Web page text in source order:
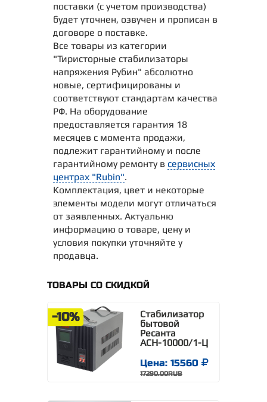
поставки (с учетом производства)
будет уточнен, озвучен и прописан в
договоре о поставке.
Все товары из категории
"Тиристорные стабилизаторы
напряжения Рубин" абсолютно
новые, сертифицированы и
соответствуют стандартам качества
РФ. На оборудование
предоставляется гарантия 18
месяцев с момента продажи,
подлежит гарантийному и после
гарантийному ремонту в сервисных
центрах "Rubin".
Комплектация, цвет и некоторые
элементы модели могут отличаться
от заявленных. Актуальню
информацию о товаре, цену и
условия покупки уточняйте у
продавца.
ТОВАРЫ СО СКИДКОЙ
-10%
Стабилизатор
бытовой
Ресанта
АСН-10000/1-Ц
Цена: 15560
17290.00RUB